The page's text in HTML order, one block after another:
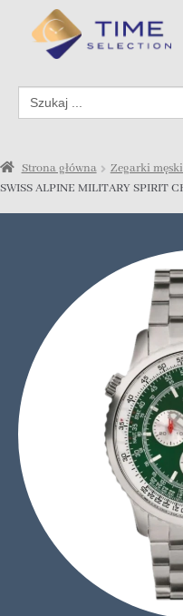
Search
for:
Strona główna Zegarki
SWISS ALPINE MILITARY SPIRIT